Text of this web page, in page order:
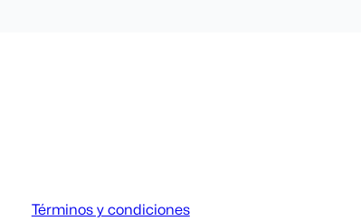
Términos y condiciones